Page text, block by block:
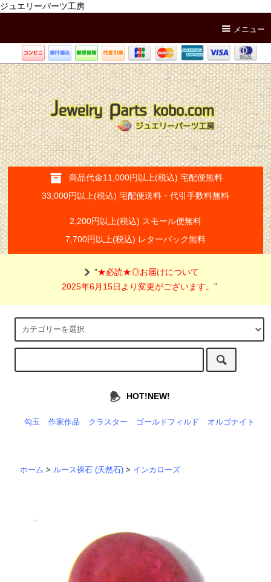
ジュエリーパーツ工房
メニュー
商品代金11,000円以上(税込) 宅配便無料
33,000円以上(税込) 宅配便送料・代引手数料無料
2,200円以上(税込) スモール便無料
7,700円以上(税込) レターパック無料
"★必読★◎お届けについて
2025年6月15日より変更がございます。"
HOT!NEW!
勾玉 作家作品 クラスター ゴールドフィルド オルゴナイト
ホーム > ルース裸石 (天然石) > インカローズ